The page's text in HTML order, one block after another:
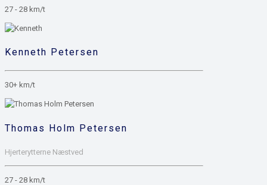
27 - 28 km/t
Kenneth Petersen
30+ km/t
Thomas Holm Petersen
Hjerterytterne Næstved
27 - 28 km/t